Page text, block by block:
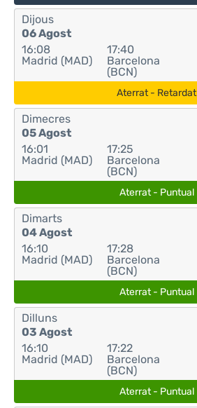
Dijous
06 Agost
16:08
Madrid (MAD)
17:40
Barcelona
(BCN)
Aterrat - Retardat
Dimecres
05 Agost
16:01
Madrid (MAD)
17:25
Barcelona
(BCN)
Aterrat - Puntual
Dimarts
04 Agost
16:10
Madrid (MAD)
17:28
Barcelona
(BCN)
Aterrat - Puntual
Dilluns
03 Agost
16:10
Madrid (MAD)
17:22
Barcelona
(BCN)
Aterrat - Puntual